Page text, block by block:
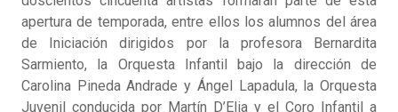
apertura de temporada, entre ellos los alumnos del área
de Iniciación dirigidos por la profesora Bernardita
Sarmiento, la Orquesta Infantil bajo la dirección de
Carolina Pineda Andrade y Ángel Lapadula, la Orquesta
Juvenil conducida por Martín D’Elia y el Coro Infantil a